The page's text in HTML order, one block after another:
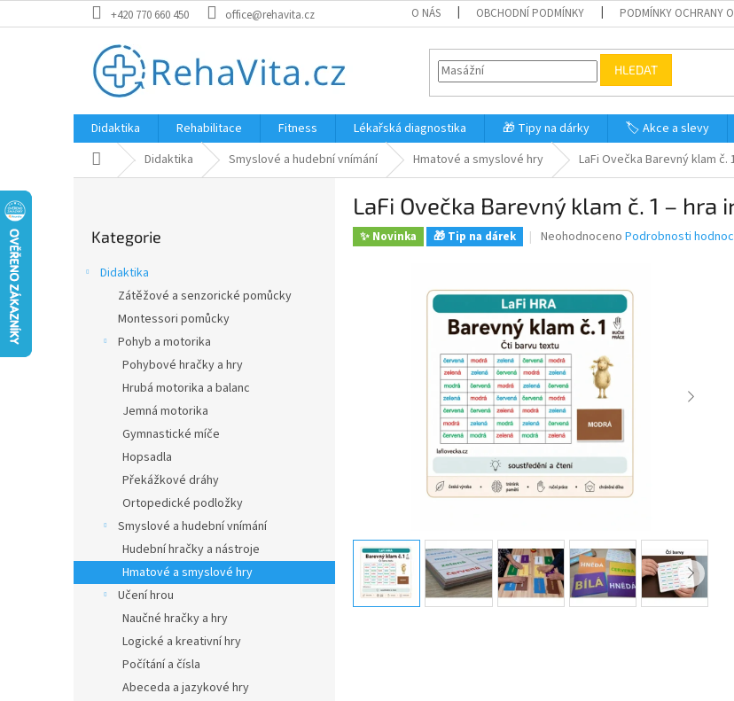
na
+420 770 660 450 office@rehavita.cz O NÁS OBCHODNÍ PODMÍNKY PODMÍNKY OCHRANY
HLEDAT
Didaktika Rehabilitace Fitness Lékařská diagnostika 🎁 Tipy na dárky 🏷️ Akce a slevy
Domů Didaktika Smyslové a hudební vnímání Hmatové a smyslové hry LaFi Ovečka Barevný klam
kategorie
Kategorie
Didaktika
Zátěžové a senzorické pomůcky
Montessori pomůcky
Pohyb a motorika
Pohybové hračky a hry
Hrubá motorika a balanc
Jemná motorika
Gymnastické míče
Hopsadla
Překážkové dráhy
Ortopedické podložky
Smyslové a hudební vnímání
Hudební hračky a nástroje
Hmatové a smyslové hry
Učení hrou
Naučné hračky a hry
Logické a kreativní hry
Počítání a čísla
Abeceda a jazykové hry
LaFi Ovečka Barevný klam č. 1 –
✨ Novinka 🎁 Tip na dárek
Průměrné
je
0,0
z
5
hvězdiček.
Neohodnoceno Podrobnosti